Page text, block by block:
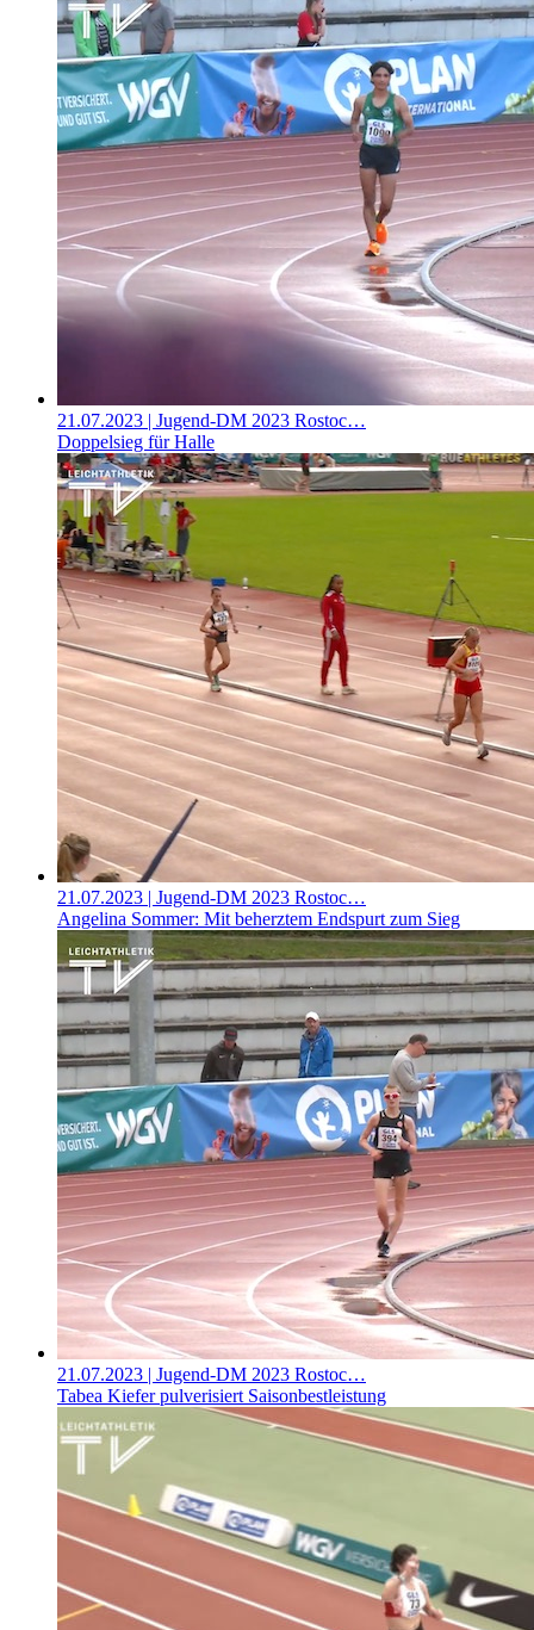
21.07.2023 | Jugend-DM 2023 Rostoc…
Doppelsieg für Halle
21.07.2023 | Jugend-DM 2023 Rostoc…
Angelina Sommer: Mit beherztem Endspurt zum Sieg
21.07.2023 | Jugend-DM 2023 Rostoc…
Tabea Kiefer pulverisiert Saisonbestleistung